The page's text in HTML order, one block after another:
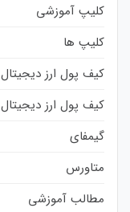
کلیپ آموزشی
کلیپ ها
کیف پول ارز دیجیتال
کیف پول ارز دیجیتال
گیمفای
متاورس
مطالب آموزشی